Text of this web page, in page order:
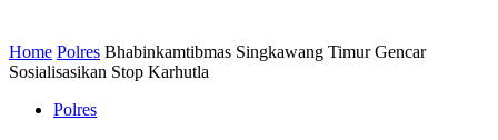
Home Polres Bhabinkamtibmas Singkawang Timur Gencar
Sosialisasikan Stop Karhutla
Polres